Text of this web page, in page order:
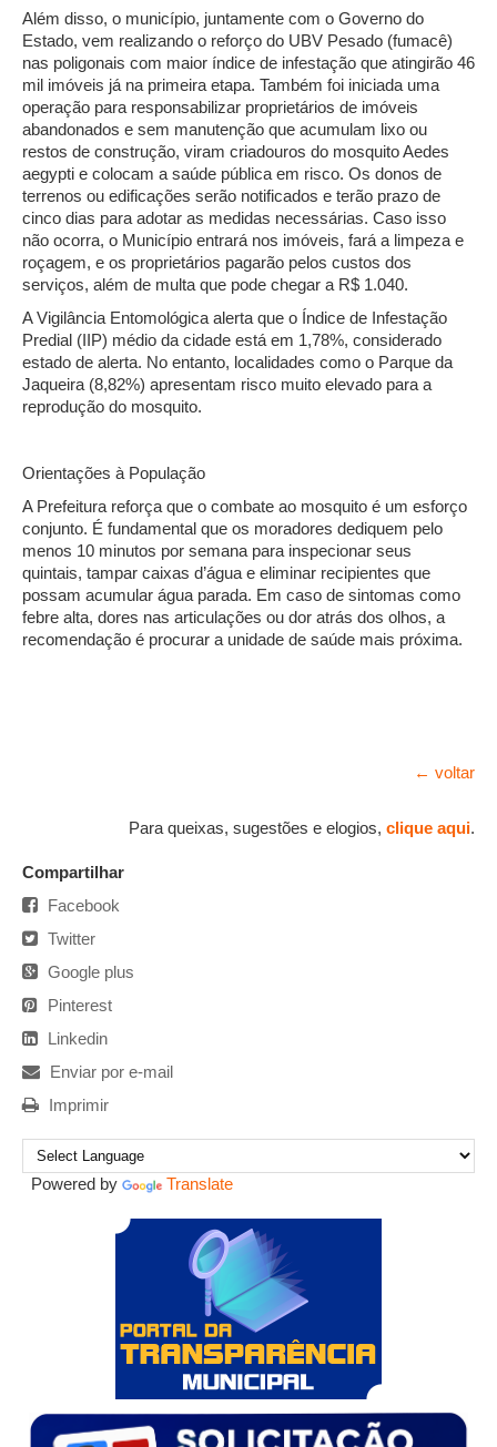
Além disso, o município, juntamente com o Governo do
Estado, vem realizando o reforço do UBV Pesado (fumacê)
nas poligonais com maior índice de infestação que atingirão 46
mil imóveis já na primeira etapa. Também foi iniciada uma
operação para responsabilizar proprietários de imóveis
abandonados e sem manutenção que acumulam lixo ou
restos de construção, viram criadouros do mosquito Aedes
aegypti e colocam a saúde pública em risco. Os donos de
terrenos ou edificações serão notificados e terão prazo de
cinco dias para adotar as medidas necessárias. Caso isso
não ocorra, o Município entrará nos imóveis, fará a limpeza e
roçagem, e os proprietários pagarão pelos custos dos
serviços, além de multa que pode chegar a R$ 1.040.
A Vigilância Entomológica alerta que o Índice de Infestação
Predial (IIP) médio da cidade está em 1,78%, considerado
estado de alerta. No entanto, localidades como o Parque da
Jaqueira (8,82%) apresentam risco muito elevado para a
reprodução do mosquito.
Orientações à População
A Prefeitura reforça que o combate ao mosquito é um esforço
conjunto. É fundamental que os moradores dediquem pelo
menos 10 minutos por semana para inspecionar seus
quintais, tampar caixas d’água e eliminar recipientes que
possam acumular água parada. Em caso de sintomas como
febre alta, dores nas articulações ou dor atrás dos olhos, a
recomendação é procurar a unidade de saúde mais próxima.
← voltar
Para queixas, sugestões e elogios, clique aqui.
Compartilhar
Facebook
Twitter
Google plus
Pinterest
Linkedin
Enviar por e-mail
Imprimir
Powered by Translate